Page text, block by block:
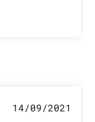
14/09/2021